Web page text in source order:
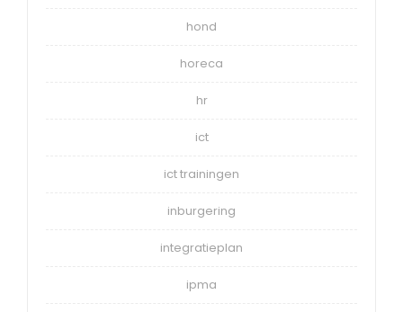
hond
horeca
hr
ict
ict trainingen
inburgering
integratieplan
ipma